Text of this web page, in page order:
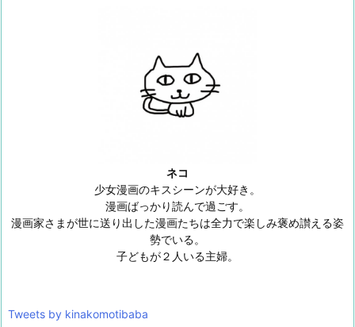
ネコ
少女漫画のキスシーンが大好き。
漫画ばっかり読んで過ごす。
漫画家さまが世に送り出した漫画たちは全力で楽しみ褒め讃える姿
勢でいる。
子どもが２人いる主婦。
Tweets by kinakomotibaba